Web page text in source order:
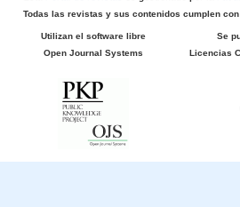
Todas las revistas y sus contenidos cumplen
Utilizan el software libre
Open Journal Systems
Se
Licencias